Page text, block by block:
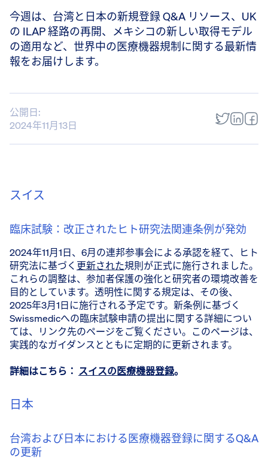
今週は、台湾と日本の新規登録 Q&A リソース、UK
の ILAP 経路の再開、メキシコの新しい取得モデル
の適用など、世界中の医療機器規制に関する最新情
報をお届けします。
公開日:
2024年11月13日
スイス
臨床試験：改正されたヒト研究法関連条例が発効
2024年11月1日、6月の連邦参事会による承認を経て、ヒト
研究法に基づく 更新された規則が正式に施行されました。
これらの調整は、参加者保護の強化と研究者の環境改善を
目的としています。透明性に関する規定は、その後、
2025年3月1日に施行される予定です。新条例に基づく
Swissmedicへの臨床試験申請の提出に関する詳細につい
ては、リンク先のページをご覧ください。このページは、
実践的なガイダンスとともに定期的に更新されます。
詳細はこちら： スイスの医療機器登録。
日本
台湾および日本における医療機器登録に関するQ&A
の更新